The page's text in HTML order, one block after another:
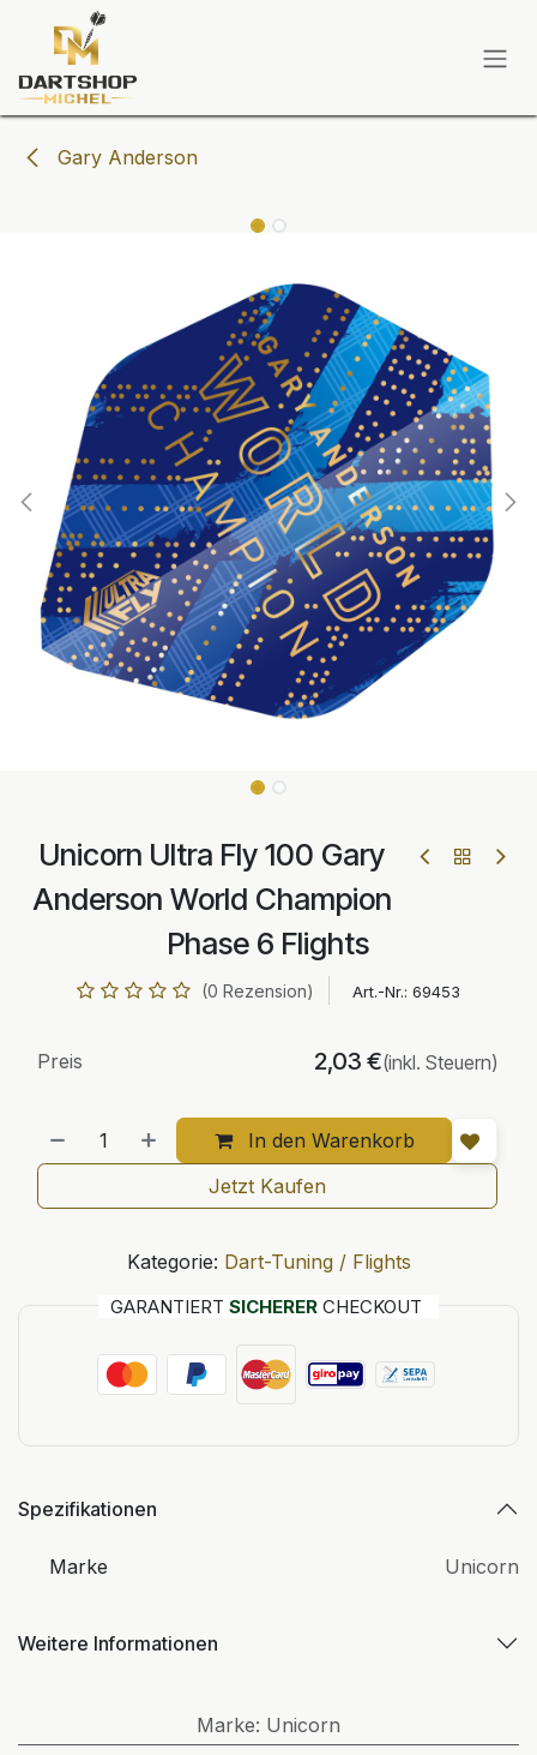
Zum Inhalt springen
Gary Anderson
Unicorn Ultra Fly 100 Gary
Anderson World Champion
Phase 6 Flights
(0 Rezension) Art.-Nr.: 69453
In den Warenkorb
Preis 2,03 €(inkl. Steuern)
Jetzt Kaufen
Kategorie: Dart-Tuning / Flights
GARANTIERT SICHERER CHECKOUT
Spezifikationen
Marke Unicorn
Weitere Informationen
Marke: Unicorn